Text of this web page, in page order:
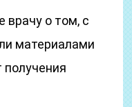
врачу о том, с
материалами